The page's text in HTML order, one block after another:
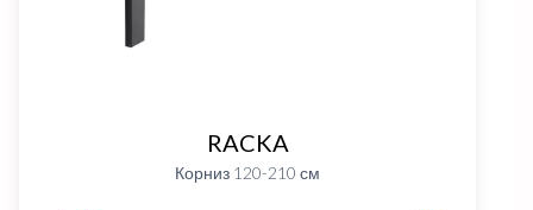
RACKA
Корниз 120-210 см